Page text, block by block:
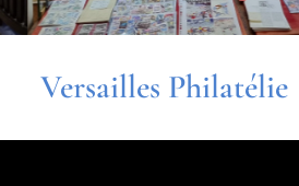
Versailles Philatélie